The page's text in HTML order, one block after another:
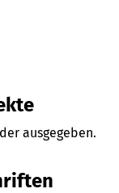
ausgegeben.